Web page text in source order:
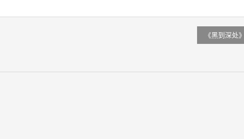
《黑到深处》